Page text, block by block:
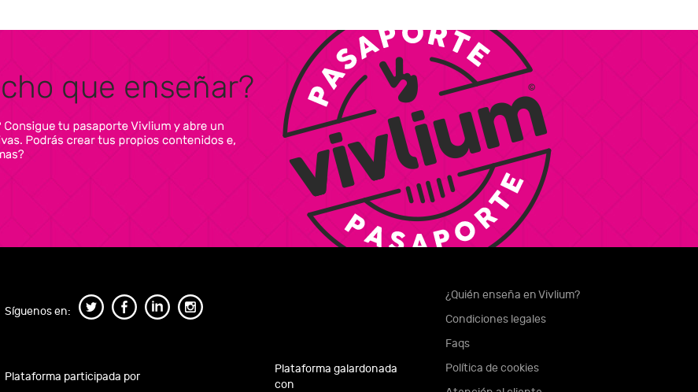
Síguenos en:
Plataforma participada por
Plataforma galardonada
con
¿Quién enseña en Vivlium?
Condiciones legales
Faqs
Política de cookies